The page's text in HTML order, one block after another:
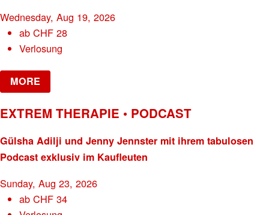
Wednesday, Aug 19, 2026
abCHF 28
Verlosung
MORE
EXTREM THERAPIE • PODCAST
Gülsha Adilji und Jenny Jennster mit ihrem tabulosen
Podcast exklusiv im Kaufleuten
Sunday, Aug 23, 2026
abCHF 34